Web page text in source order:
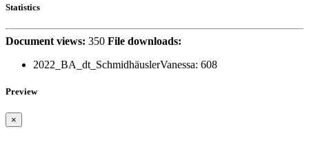
Statistics
Document views: 350 File downloads:
2022_BA_dt_SchmidhäuslerVanessa: 608
Preview
×